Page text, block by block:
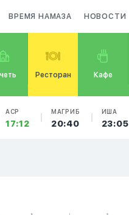
ВРЕМЯ НАМАЗА НОВОСТИ
Ресторан Кафе
АСР
17:12
МАГРИБ
20:40
ИША
23:05